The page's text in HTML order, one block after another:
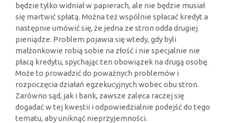
będzie tylko widniał w papierach, ale nie będzie musiał
się martwić spłatą. Można też wspólnie spłacać kredyt a
następnie umówić się, że jedna ze stron odda drugiej
pieniądze. Problem pojawia się wtedy, gdy byli
małżonkowie robią sobie na złość i nie specjalnie nie
płacą kredytu, spychając ten obowiązek na drugą osobę.
Może to prowadzić do poważnych problemów i
rozpoczęcia działań egzekucyjnych wobec obu stron.
Zarówno sąd, jak i bank, zawsze zaleca raczej się
dogadać w tej kwestii i odpowiedzialnie podejść do tego
tematu, aby uniknąć nieprzyjemności.